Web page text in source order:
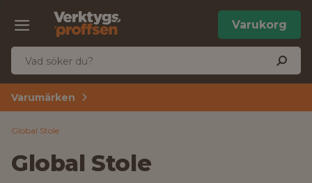
Varukorg
Varumärken
Global Stole
Global Stole